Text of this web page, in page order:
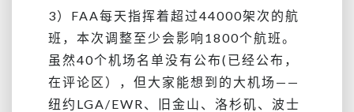
3）FAA每天指挥着超过44000架次的航
班，本次调整至少会影响1800个航班。
虽然40个机场名单没有公布(已经公布，
在评论区），但大家能想到的大机场——
纽约LGA/EWR、旧金山、洛杉矶、波士